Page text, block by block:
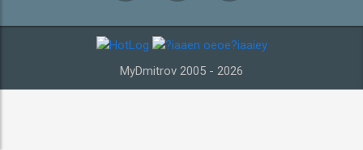
MyDmitrov 2005 - 2026